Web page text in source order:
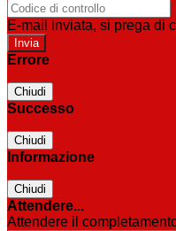
E-mail inviata, si prega di
Errore
Chiudi
Successo
Chiudi
Informazione
Chiudi
Attendere...
Attendere il